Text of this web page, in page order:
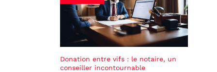
Donation entre vifs : le notaire, un
conseiller incontournable